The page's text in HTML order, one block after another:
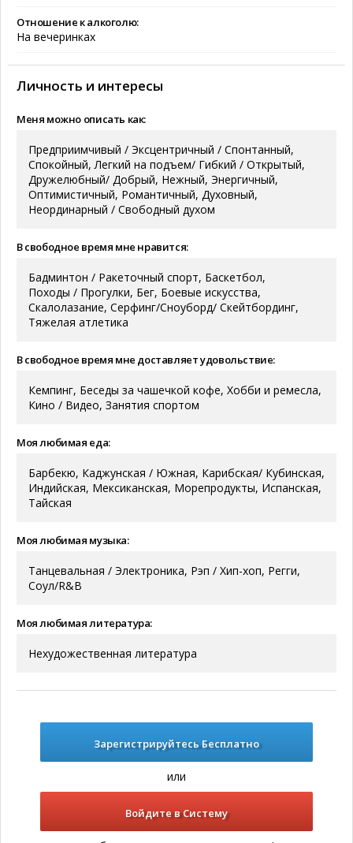
Отношение к алкоголю:
На вечеринках
Личность и интересы
Меня можно описать как:
Предприимчивый / Эксцентричный / Спонтанный,
Спокойный, Легкий на подъем/ Гибкий / Открытый,
Дружелюбный/ Добрый, Нежный, Энергичный,
Оптимистичный, Романтичный, Духовный,
Неординарный / Свободный духом
В свободное время мне нравится:
Бадминтон / Ракеточный спорт, Баскетбол,
Походы / Прогулки, Бег, Боевые искусства,
Скалолазание, Серфинг/Сноуборд/ Скейтбординг,
Тяжелая атлетика
В свободное время мне доставляет удовольствие:
Кемпинг, Беседы за чашечкой кофе, Хобби и ремесла,
Кино / Видео, Занятия спортом
Моя любимая еда:
Барбекю, Каджунская / Южная, Карибская/ Кубинская,
Индийская, Мексиканская, Морепродукты, Испанская,
Тайская
Моя любимая музыка:
Танцевальная / Электроника, Рэп / Хип-хоп, Регги,
Соул/R&B
Моя любимая литература:
Нехудожественная литература
Зарегистрируйтесь Бесплатно
или
Войдите в Систему